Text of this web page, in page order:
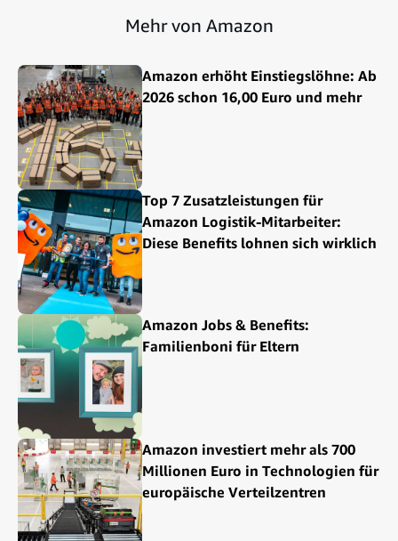
Mehr von Amazon
Amazon erhöht Einstiegslöhne: Ab
2026 schon 16,00 Euro und mehr
Top 7 Zusatzleistungen für
Amazon Logistik-Mitarbeiter:
Diese Benefits lohnen sich wirklich
Amazon Jobs & Benefits:
Familienboni für Eltern
Amazon investiert mehr als 700
Millionen Euro in Technologien für
europäische Verteilzentren